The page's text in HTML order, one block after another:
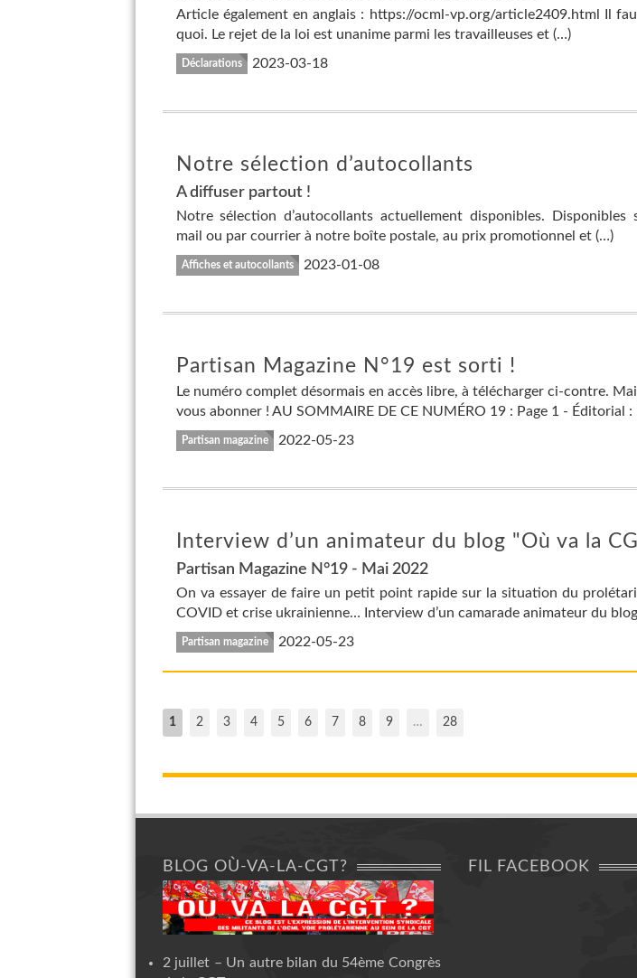
Article également en anglais : https://ocml-vp.org/article2409.html Il
quoi. Le rejet de la loi est unanime parmi les travailleuses et (…)
Déclarations 2023-03-18
Notre sélection d’autocollants
A diffuser partout !
Notre sélection d’autocollants actuellement disponibles. Disponibles
mail ou par courrier à notre boîte postale, au prix promotionnel et (…)
Affiches et autocollants 2023-01-08
Partisan Magazine N°19 est sorti !
Le numéro complet désormais en accès libre, à télécharger ci-contre.
vous abonner ! AU SOMMAIRE DE CE NUMÉRO 19 : Page 1 - Éditorial :
Partisan magazine 2022-05-23
Interview d’un animateur du blog "Où va la
Partisan Magazine N°19 - Mai 2022
On va essayer de faire un petit point rapide sur la situation du
COVID et crise ukrainienne… Interview d’un camarade animateur du
Partisan magazine 2022-05-23
1 2 3 4 5 6 7 8 9 … 28
BLOG OÙ-VA-LA-CGT?
2 juillet – Un autre bilan du 54ème Congrès
FIL FACEBOOK